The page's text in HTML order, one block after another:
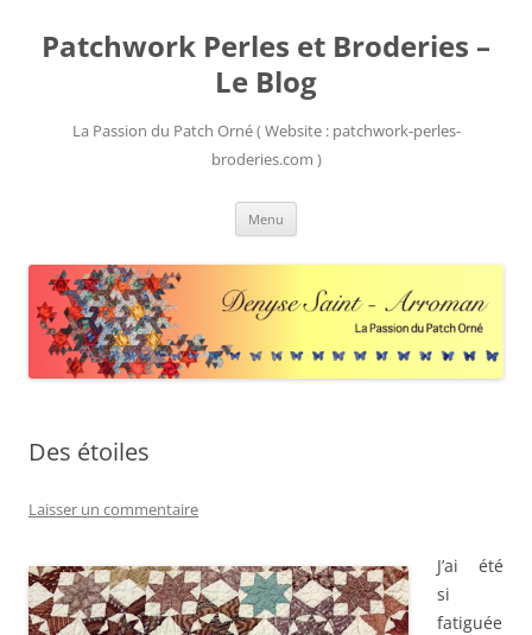
Patchwork Perles et Broderies –
Le Blog
La Passion du Patch Orné ( Website : patchwork-perles-
broderies.com )
Menu
Des étoiles
Laisser un commentaire
J’ai été
si
fatiguée